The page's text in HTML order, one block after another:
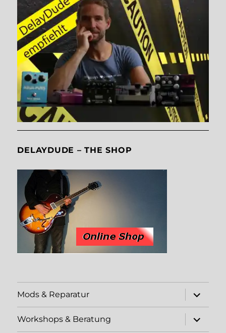
DELAYDUDE – THE SHOP
Mods & Reparatur
öffnen
Workshops & Beratung
öffnen